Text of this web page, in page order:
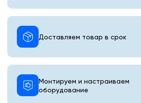
Монтируем и настраиваем
оборудование
Доставляем товар в срок